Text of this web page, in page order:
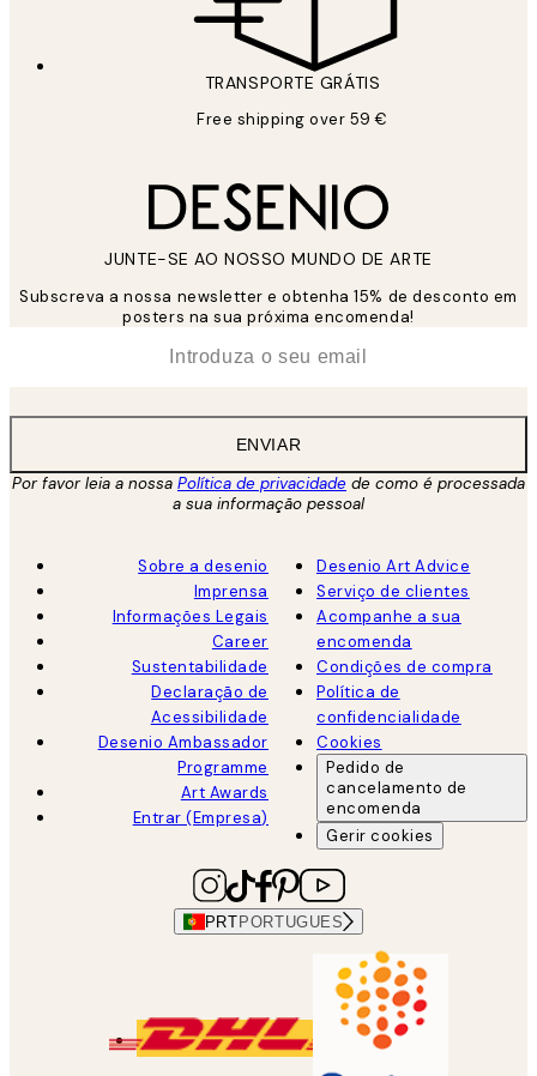
TRANSPORTE GRÁTIS
Free shipping over 59 €
JUNTE-SE AO NOSSO MUNDO DE ARTE
Subscreva a nossa newsletter e obtenha 15% de desconto em
posters na sua próxima encomenda!
ENVIAR
Por favor leia a nossa Política de privacidade de como é processada
a sua informação pessoal
Sobre a desenio
Imprensa
Informações Legais
Career
Sustentabilidade
Declaração de
Acessibilidade
Desenio Ambassador
Programme
Art Awards
Entrar (Empresa)
Desenio Art Advice
Serviço de clientes
Acompanhe a sua
encomenda
Condições de compra
Política de
confidencialidade
Cookies
Pedido de
cancelamento de
encomenda
Gerir cookies
PRT PORTUGUES